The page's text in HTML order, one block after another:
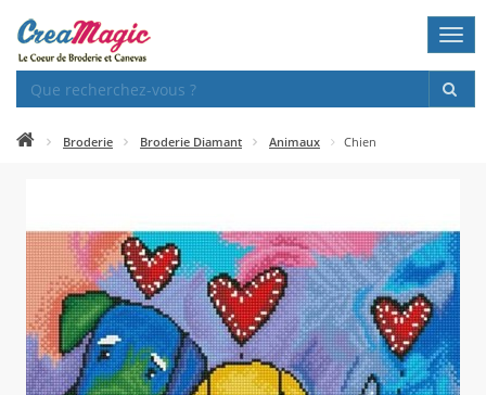
Broderie Broderie Diamant Animaux Chien